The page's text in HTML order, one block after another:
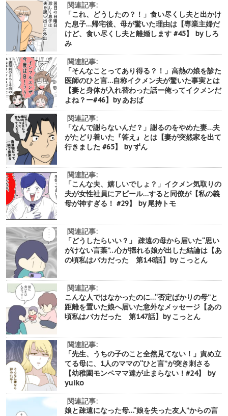
関連記事:
「これ、どうしたの？！」食い尽くし夫と出かけ
た息子…帰宅後、母が驚いた理由は【専業主婦だ
けど、食い尽くし夫と離婚します #45】 by しろ
み
関連記事:
「そんなことってあり得る？！」高熱の娘を診た
医師のひと言…自称イクメン夫が驚いた事実とは
【妻と身体が入れ替わった話ー俺ってイクメンだ
よね？ー#46】by あおば
関連記事:
「なんで謝らないんだ？」謝るのをやめた妻…夫
がたどり着いた『答え』とは【妻が突然家を出て
行きました #65】 by ずん
関連記事:
「こんな夫、嬉しいでしょ？」イクメン気取りの
夫が女性社員にアピール…すると同僚が【私の義
母が神すぎる！ #29】 by 尾持トモ
関連記事:
「どうしたらいい？」 疎遠の母から届いた“思い
がけない言葉”…心が揺れる娘が出した結論は【あ
の頃私はバカだった 第148話】by こっとん
関連記事:
こんな人ではなかったのに…“否定ばかりの母”と
距離を置いた娘へ届いた意外なメッセージ【あの
頃私はバカだった 第147話】by こっとん
関連記事:
「先生、うちの子のこと全然見てない！」責め立
てる母に、1人のママの“ひと言”が突き刺さる
【幼稚園モンペママ達が止まらない！#24】 by
yuiko
関連記事:
娘と疎遠になった母…“娘を失った友人”からの言